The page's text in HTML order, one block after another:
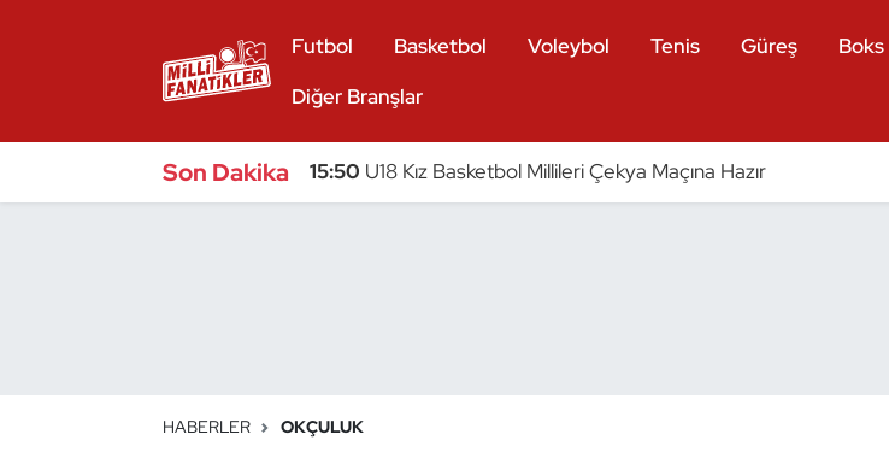
Futbol Basketbol Voleybol Tenis Güreş Boks
Diğer Branşlar
Son Dakika 15:50 U18 Kız Basketbol Millileri Çekya Maçına Hazır
HABERLER OKÇULUK